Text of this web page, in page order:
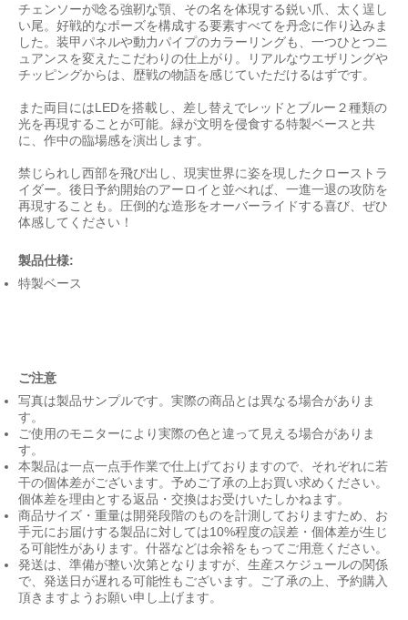
チェンソーが唸る強靭な顎、その名を体現する鋭い爪、太く逞し
い尾。好戦的なポーズを構成する要素すべてを丹念に作り込みま
した。装甲パネルや動力パイプのカラーリングも、一つひとつニ
ュアンスを変えたこだわりの仕上がり。リアルなウエザリングや
チッピングからは、歴戦の物語を感じていただけるはずです。
また両目にはLEDを搭載し、差し替えでレッドとブルー２種類の
光を再現することが可能。緑が文明を侵食する特製ベースと共
に、作中の臨場感を演出します。
禁じられし西部を飛び出し、現実世界に姿を現したクローストラ
イダー。後日予約開始のアーロイと並べれば、一進一退の攻防を
再現することも。圧倒的な造形をオーバーライドする喜び、ぜひ
体感してください！
製品仕様:
特製ベース
ご注意
写真は製品サンプルです。実際の商品とは異なる場合がありま
す。
ご使用のモニターにより実際の色と違って見える場合がありま
す。
本製品は一点一点手作業で仕上げておりますので、それぞれに若
干の個体差がございます。予めご了承の上お買い求めください。
個体差を理由とする返品・交換はお受けいたしかねます。
商品サイズ・重量は開発段階のものを計測しておりますため、お
手元にお届けする製品に対しては10%程度の誤差・個体差が生じ
る可能性があります。什器などは余裕をもってご用意ください。
発送は、準備が整い次第となりますが、生産スケジュールの関係
で、発送日が遅れる可能性もございます。ご了承の上、予約購入
頂きますようお願い申し上げます。